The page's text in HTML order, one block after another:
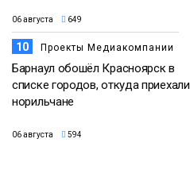
06 августа 649
10 Проекты Медиакомпании
Барнаул обошёл Красноярск в
списке городов, откуда приехали
норильчане
06 августа 594